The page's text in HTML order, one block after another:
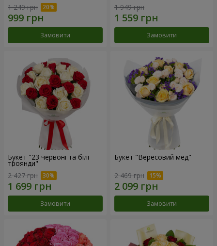
1 249 грн
Замовити
1 949 грн
Замовити
Букет "23 червоні та білі
троянди"
2 427 грн
Замовити
Букет "Вересовий мед"
2 469 грн
Замовити